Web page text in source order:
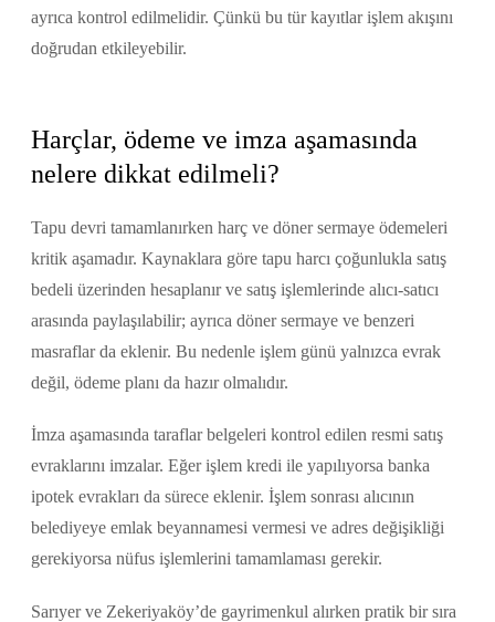
ayrıca kontrol edilmelidir. Çünkü bu tür kayıtlar işlem akışını
doğrudan etkileyebilir.
Harçlar, ödeme ve imza aşamasında
nelere dikkat edilmeli?
Tapu devri tamamlanırken harç ve döner sermaye ödemeleri
kritik aşamadır. Kaynaklara göre tapu harcı çoğunlukla satış
bedeli üzerinden hesaplanır ve satış işlemlerinde alıcı-satıcı
arasında paylaşılabilir; ayrıca döner sermaye ve benzeri
masraflar da eklenir. Bu nedenle işlem günü yalnızca evrak
değil, ödeme planı da hazır olmalıdır.
İmza aşamasında taraflar belgeleri kontrol edilen resmi satış
evraklarını imzalar. Eğer işlem kredi ile yapılıyorsa banka
ipotek evrakları da sürece eklenir. İşlem sonrası alıcının
belediyeye emlak beyannamesi vermesi ve adres değişikliği
gerekiyorsa nüfus işlemlerini tamamlaması gerekir.
Sarıyer ve Zekeriyaköy’de gayrimenkul alırken pratik bir sıra